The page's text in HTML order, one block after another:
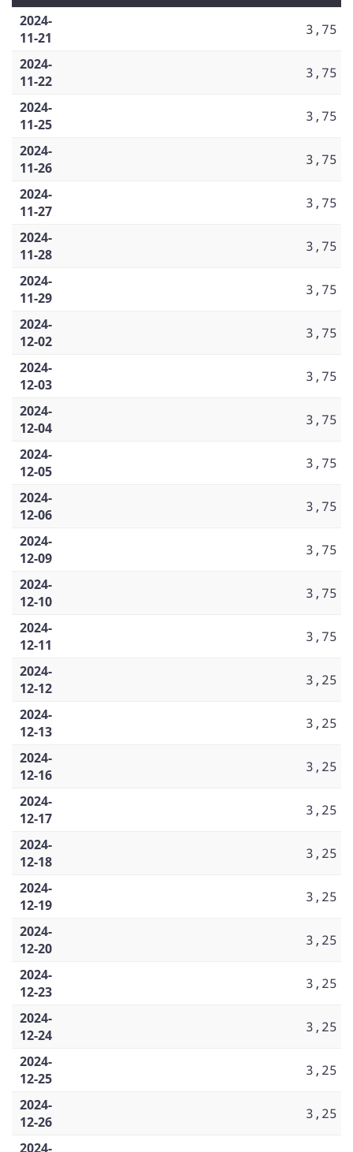
2024-
11-21
3,75
2024-
11-22
3,75
2024-
11-25
3,75
2024-
11-26
3,75
2024-
11-27
3,75
2024-
11-28
3,75
2024-
11-29
3,75
2024-
12-02
3,75
2024-
12-03
3,75
2024-
12-04
3,75
2024-
12-05
3,75
2024-
12-06
3,75
2024-
12-09
3,75
2024-
12-10
3,75
2024-
12-11
3,75
2024-
12-12
3,25
2024-
12-13
3,25
2024-
12-16
3,25
2024-
12-17
3,25
2024-
12-18
3,25
2024-
12-19
3,25
2024-
12-20
3,25
2024-
12-23
3,25
2024-
12-24
3,25
2024-
12-25
3,25
2024-
12-26
3,25
2024-